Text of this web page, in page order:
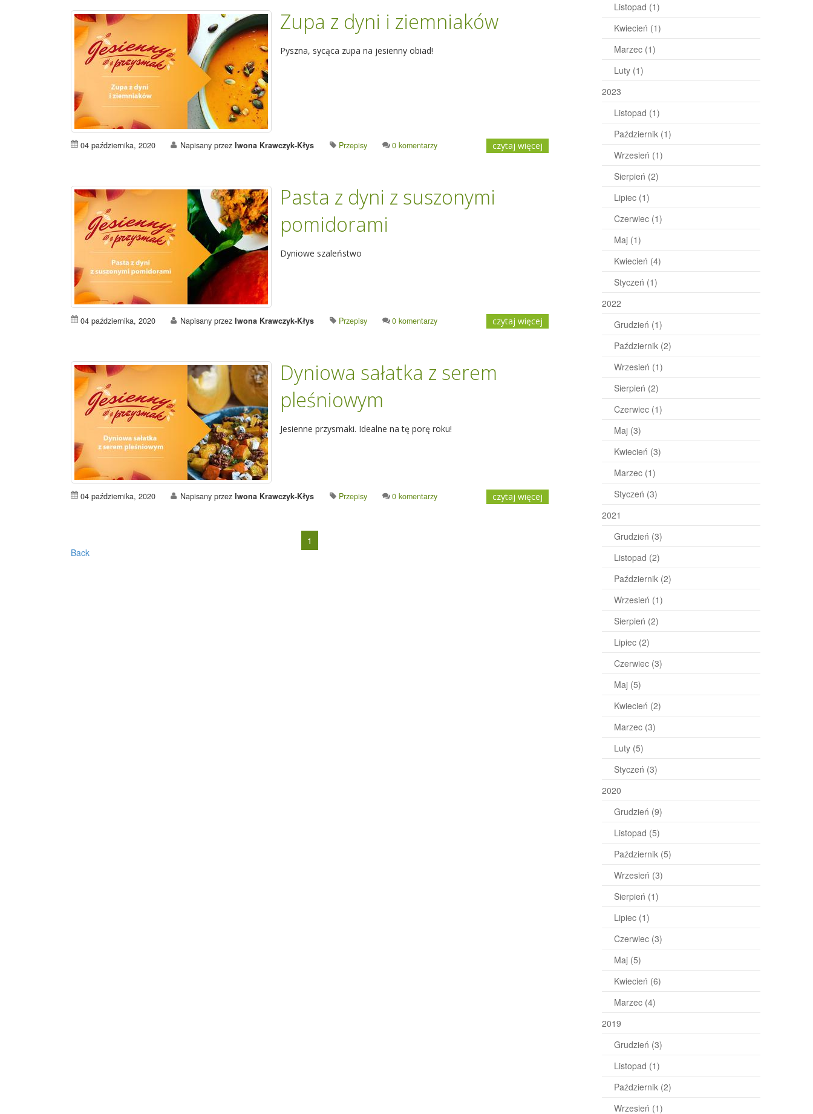
Zupa z dyni i ziemniaków
Pyszna, sycąca zupa na jesienny obiad!
04 października, 2020 Napisany przez Iwona Krawczyk-Kłys Przepisy 0 komentarzy czytaj więcej
Pasta z dyni z suszonymi
pomidorami
Dyniowe szaleństwo
04 października, 2020 Napisany przez Iwona Krawczyk-Kłys Przepisy 0 komentarzy czytaj więcej
Dyniowa sałatka z serem
pleśniowym
Jesienne przysmaki. Idealne na tę porę roku!
04 października, 2020 Napisany przez Iwona Krawczyk-Kłys Przepisy 0 komentarzy czytaj więcej
1
Back
Listopad (1)
Kwiecień (1)
Marzec (1)
Luty (1)
2023
Listopad (1)
Październik (1)
Wrzesień (1)
Sierpień (2)
Lipiec (1)
Czerwiec (1)
Maj (1)
Kwiecień (4)
Styczeń (1)
2022
Grudzień (1)
Październik (2)
Wrzesień (1)
Sierpień (2)
Czerwiec (1)
Maj (3)
Kwiecień (3)
Marzec (1)
Styczeń (3)
2021
Grudzień (3)
Listopad (2)
Październik (2)
Wrzesień (1)
Sierpień (2)
Lipiec (2)
Czerwiec (3)
Maj (5)
Kwiecień (2)
Marzec (3)
Luty (5)
Styczeń (3)
2020
Grudzień (9)
Listopad (5)
Październik (5)
Wrzesień (3)
Sierpień (1)
Lipiec (1)
Czerwiec (3)
Maj (5)
Kwiecień (6)
Marzec (4)
2019
Grudzień (3)
Listopad (1)
Październik (2)
Wrzesień (1)